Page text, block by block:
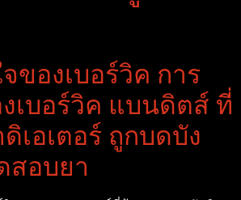
ของเบอร์วิค การ
เบอร์วิค แบนดิตส์ ที่
เอเตอร์ ถูกบดบัง
สอบยา